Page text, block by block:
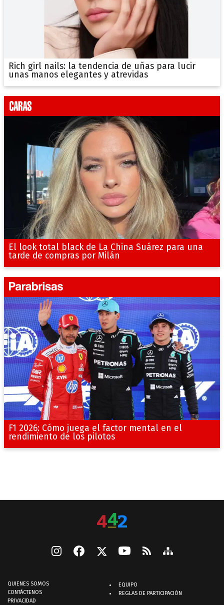
Rich girl nails: la tendencia de uñas para lucir
unas manos elegantes y atrevidas
El look total black de La China Suárez para una
tarde de compras por Milán
F1 2026: Cómo juega el factor mental en el
rendimiento de los pilotos
QUIENES SOMOS
CONTÁCTENOS
PRIVACIDAD
EQUIPO
REGLAS DE PARTICIPACIÓN